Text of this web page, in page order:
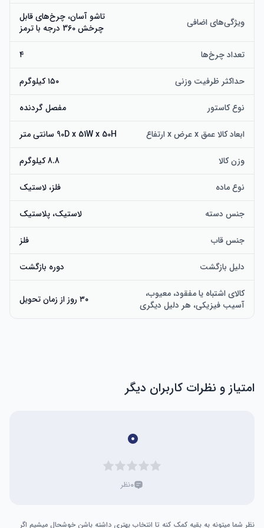
ویژگی‌های اضافی
تاشو آسان، چرخ‌های قابل
چرخش 360 درجه با ترمز
تعداد چرخ‌ها ۴
حداکثر ظرفیت وزنی ۱۵۰ کیلوگرم
نوع کاستور مفصل گردنده
ابعاد کالا عمق x عرض x ارتفاع 90D x 51W x 50H سانتی متر
وزن کالا 8.8 کیلوگرم
نوع ماده فلز، لاستیک
جنس دسته لاستیک، پلاستیک
جنس قاب فلز
دلیل بازگشت دوره بازگشت
کالای اشتباه یا مفقود، معیوب،
آسیب فیزیکی، هر دلیل دیگری
۳۰ روز از زمان تحویل
امتیاز و نظرات کاربران دیگر
۰
۰نظر
نظر شما میتونه به بقیه کمک کنه تا انتخاب بهتری داشته باشن خوشحال میشیم اگر